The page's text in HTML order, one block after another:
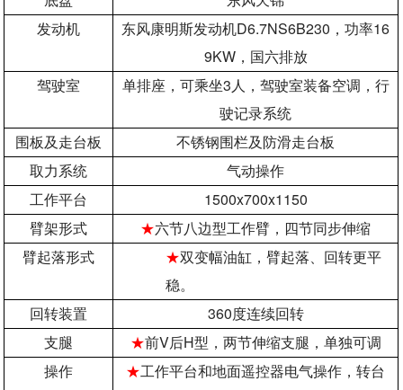
发动机
东风康明斯发动机D6.7NS6B230 ，功率16
9KW，国六排放
驾驶室
单排座，可乘坐3人，驾驶室装备空调，行
驶记录系统
围板及走台板
不锈钢围栏及防滑走台板
取力系统
气动操作
工作平台
1500x700x1150
臂架形式 ★六节八边型工作臂，四节同步伸缩
臂起落形式
★双变幅油缸，臂起落、回转更平
稳。
回转装置
360度连续回转
支腿
★前V后H型，两节伸缩支腿，单独可调
操作
★工作平台和地面遥控器电气操作，转台